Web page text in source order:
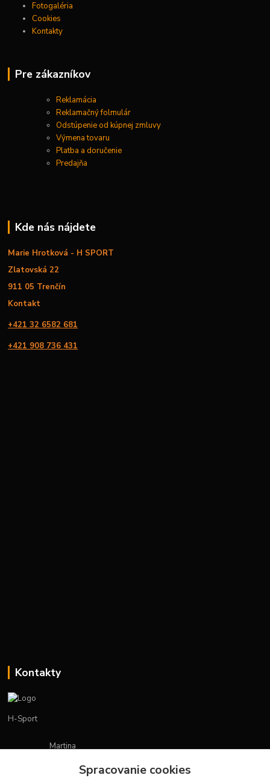
Fotogaléria
Cookies
Kontakty
Pre zákazníkov
Reklamácia
Reklamačný folmulár
Odstúpenie od kúpnej zmluvy
Výmena tovaru
Platba a doručenie
Predajňa
Kde nás nájdete
Marie Hrotková - H SPORT
Zlatovská 22
911 05 Trenčín
Kontakt
+421 32 6582 681
+421 908 736 431
Kontakty
H-Sport
Martina
(Po-Pia, 7-15 hod.)
Spracovanie cookies